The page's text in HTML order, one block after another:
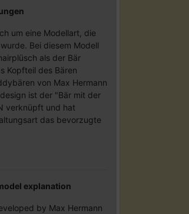
um eine Modellart, die
Bei diesem Modell
als der Bär
Kopfteil des Bären
von Max Hermann
ist der "Bär mit der
verknüpft und hat
das bevorzugte
explanation
by Max Hermann